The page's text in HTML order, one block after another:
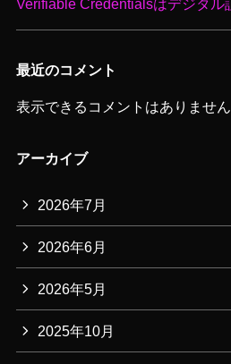
Verifiable Credentialsはデジタル
最近のコメント
表示できるコメントはありません
アーカイブ
2026年7月
2026年6月
2026年5月
2025年10月